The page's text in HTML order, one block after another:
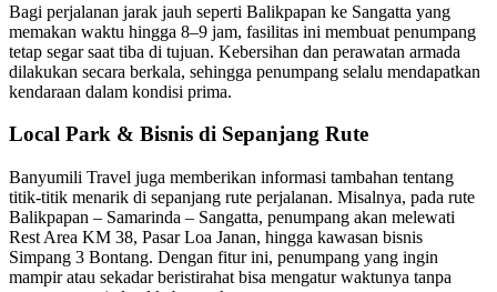
Bagi perjalanan jarak jauh seperti Balikpapan ke Sangatta yang
memakan waktu hingga 8–9 jam, fasilitas ini membuat penumpang
tetap segar saat tiba di tujuan. Kebersihan dan perawatan armada
dilakukan secara berkala, sehingga penumpang selalu mendapatkan
kendaraan dalam kondisi prima.
Local Park & Bisnis di Sepanjang Rute
Banyumili Travel juga memberikan informasi tambahan tentang
titik-titik menarik di sepanjang rute perjalanan. Misalnya, pada rute
Balikpapan – Samarinda – Sangatta, penumpang akan melewati
Rest Area KM 38, Pasar Loa Janan, hingga kawasan bisnis
Simpang 3 Bontang. Dengan fitur ini, penumpang yang ingin
mampir atau sekadar beristirahat bisa mengatur waktunya tanpa